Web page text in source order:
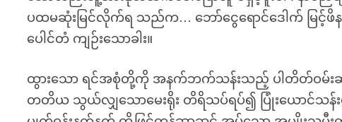
ပထမဆုံးမြင်လိုက်ရ သည်က… ဘော်ငွေရောင်ဒေါက် မြင့်
ပေါင်တံ ကျဉ်းသောခါး။
ထွားသော ရင်အစုံတို့ကို အနက်ဘက်သန်းသည့် ပါတိတ်ဝမ်းဆက်ဖ
တတိယ သွယ်လျှသောမေးရိုး တိရိသပ်ရပ်၍ ပြုံးယောင်သန်